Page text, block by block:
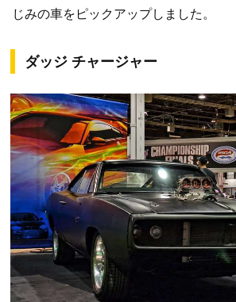
じみの車をピックアップしました。
ダッジ チャージャー